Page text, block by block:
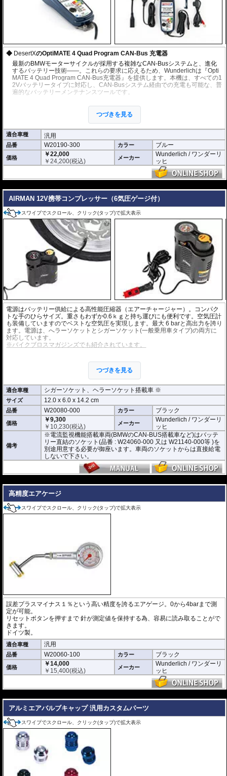
DesertXのOptiMATE 4 Quad Program CAN-Bus 充電器
最新のBMWモーターサイクルが採用する複雑なCAN-Busシステムと、進化
するバッテリー技術——。これらの要求に応えるため、Wunderlichは『Opti
MATE 4 Quad Program CAN-Bus充電器』を提供します。本機は、すべての1
2Vバッテリータイプに対応し、CAN-Busシステム経由での充電も可能な、普
遍的なバッテリーメンテナンスツールです。
CAN-Bus対応のインテリジェント充電
BMW CAN-Bus経由充電: 適切なプログラムを選択(モード2または4)するこ
とで、BMWのCAN-Bus制御12Vソケット（オンボードソケット）経由での
自動充電および維持管理が可能です。煩わしい配線接続は不要です。
4つの自動プログラム: 接続後、診断、復元、充電、維持管理を自動で実行
する4つのプログラムから選択可能。
低電圧復元パルス: 深く放電しサルフェーションが発生したバッテリーを
より効果的に復元するための低電圧復元パルス機能(モード1または3 車体
にバッテリーを接続したままの使用不可)が組み込まれています。
を常にモニタリングします。
全てのバイクバッテリーを網羅する互換性
広範な12Vバッテリー対応: 従来の鉛酸バッテリー（STD、AGM、GEL）
に加え、最新のバイクで主流となっているLiFePO4（リン酸鉄リチウム）
を採用したリチウムイオンバッテリーを含む、全ての12Vバイクバッテリ
ータイプに対応します。
LiFePO4互換性に関する明確な保証: 充電器のマニュアルにあるリチウム
イオンバッテリーに関する警告は、一般的なLi-ionバッテリー（ラップトッ
プ等）を指すものであり、バイク用LiFePO4バッテリーは本機と完全に互
換性があり、安心して充電可能です。
バッテリー寿命を最大4倍に延長: 定期的なメンテナンスプログラムによ
り、バッテリーの寿命を最大4倍に延ばす効果が期待できます。
便利な仕様と高い耐久性
付属品: 車両のオンボードソケット用の耐候性プラグ（ヒューズ付き）
と、車両外で充電するためのクランプセットが同梱されています。
CAN-Bus対応設定済み: 提供するバージョンはすでにCAN-Bus対応設定済
みであり、特別な調整は必要ありません。
高い耐久性: IP54の耐候性ハウジングを備え、-40°Cの低温下でも動作可能
つづきを見る
適合車種 汎用
品番 W20190-300 カラー ブルー
価格
￥22,000
￥24,200(税込) メーカー
Wunderlich / ワンダーリ
ッヒ
AIRMAN 12V携帯コンプレッサー（6気圧ゲージ付）
スワイプでスクロール、クリック(タップ)で拡大表示
電源はバッテリー供給による高性能圧縮器（エアーチャージャー）。コンパク
トな手のひらサイズ。重さもわずか0.6ｋｇと持ち運びにも便利です。空気圧計
も装備していますのでベストな空気圧を実現します。最大 6 barと高出力を誇り
ます。電源は、へラーソケットとシガーソケット(一般乗用車タイプ)の両方に
対応しています。
※バイクブロスマガジンズでも紹介されています。
付属。 四輪車、二輪車のタイヤだけでなくレジャーでもAirmanは大活躍しま
・ゴムボート、浮き輪等用
・サーガーボール、バスケットボール等用
・英式自転車バルブ用
新規充填速度の目安 (空の状態から充填した場合の目安です)
・自転車:約1分(4bar)
・2輪タイヤ 約4分(2.5bar)
・小型4輪タイヤ 約6.5分(2.5bar)
・標準4輪タイヤ 約8.5分(2.5bar)
※電流監視機能搭載車両(BMWのCAN-BUS搭載車など)はバッテリー直結のソ
ケット(品番 : W24060-000 又は W21140-000等 )を別途用意する必要が御座い
ます。車両のソケットからは直接給電しないで下さい。
つづきを見る
適合車種 シガーソケット、ヘラーソケット搭載車 ※
サイズ 12.0 x 6.0 x 14.2 cm
品番 W20080-000 カラー ブラック
価格
￥9,300
￥ 10,230(税込) メーカー
Wunderlich / ワンダーリ
ッヒ
備考
※電流監視機能搭載車両(BMWのCAN-BUS搭載車など)はバッテ
リー直結のソケット(品番 : W24060-000 又は W21140-000等 )を
別途用意する必要が御座います。車両のソケットからは直接給電
しないで下さい。
高精度エアケージ
スワイプでスクロール、クリック(タップ)で拡大表示
誤差プラスマイナス１％という高い精度を誇るエアゲージ。0から4barまで測
定が可能。
リセットボタンを押すまで 針が測定値を保持する為、容易に読み取ることがで
きます。
ドイツ製。
適合車種 汎用
品番 W20060-100 カラー ブラック
価格
￥14,000
￥ 15,400(税込) メーカー
Wunderlich / ワンダーリ
ッヒ
アルミエアバルブキャップ 汎用カスタムパーツ
スワイプでスクロール、クリック(タップ)で拡大表示